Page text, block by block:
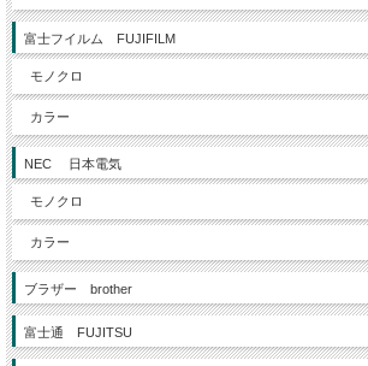
富士フイルム FUJIFILM
モノクロ
カラー
NEC 日本電気
モノクロ
カラー
ブラザー brother
富士通 FUJITSU